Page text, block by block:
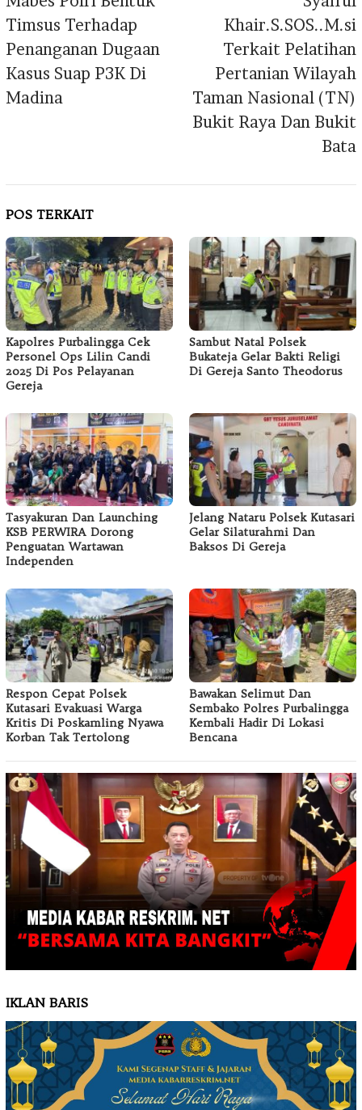
Timsus Terhadap
Penanganan Dugaan
Kasus Suap P3K Di
Madina
Khair.S.SOS..M.si
Terkait Pelatihan
Pertanian Wilayah
Taman Nasional (TN)
Bukit Raya Dan Bukit
Bata
POS TERKAIT
Kapolres Purbalingga Cek
Personel Ops Lilin Candi
2025 Di Pos Pelayanan
Gereja
Sambut Natal Polsek
Bukateja Gelar Bakti Religi
Di Gereja Santo Theodorus
Tasyakuran Dan Launching
KSB PERWIRA Dorong
Penguatan Wartawan
Independen
Jelang Nataru Polsek Kutasari
Gelar Silaturahmi Dan
Baksos Di Gereja
Respon Cepat Polsek
Kutasari Evakuasi Warga
Kritis Di Poskamling Nyawa
Korban Tak Tertolong
Bawakan Selimut Dan
Sembako Polres Purbalingga
Kembali Hadir Di Lokasi
Bencana
IKLAN BARIS